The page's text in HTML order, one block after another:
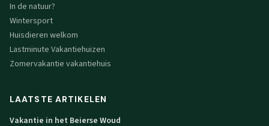
In de natuur?
Wintersport
Huisdieren welkom
Lastminute Vakantiehuizen
Zomervakantie vakantiehuis
LAATSTE ARTIKELEN
Vakantie in het Beierse Woud